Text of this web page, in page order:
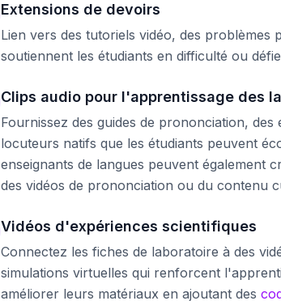
Extensions de devoirs
Lien vers des tutoriels vidéo, des problèmes
soutiennent les étudiants en difficulté ou
Clips audio pour l'apprentissage des
Fournissez des guides de prononciation,
locuteurs natifs que les étudiants peuvent
enseignants de langues peuvent également
des vidéos de prononciation ou du contenu
Vidéos d'expériences scientifiques
Connectez les fiches de laboratoire à des
simulations virtuelles qui renforcent
améliorer leurs matériaux en ajoutant des